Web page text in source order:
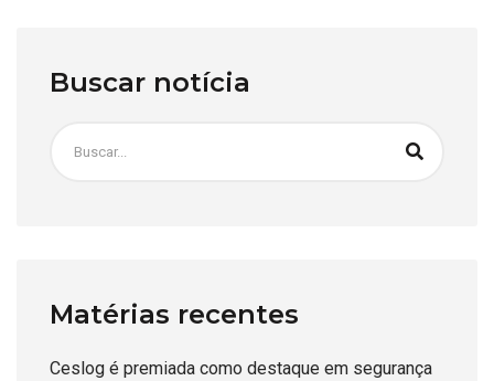
Buscar notícia
Matérias recentes
Ceslog é premiada como destaque em segurança